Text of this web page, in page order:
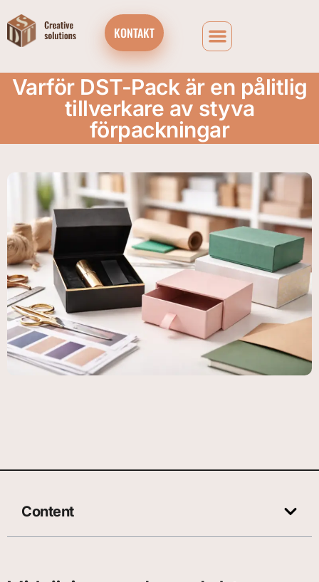
KONTAKT
Varför DST-Pack är en pålitlig
tillverkare av styva
förpackningar
Content